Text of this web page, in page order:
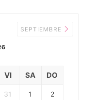
SEPTIEMBRE
VI SA DO
31 1 2